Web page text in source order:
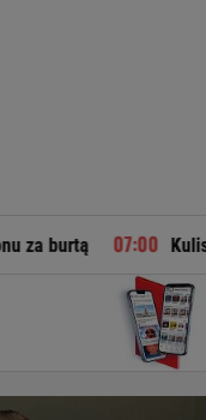
Kulisy zmian w